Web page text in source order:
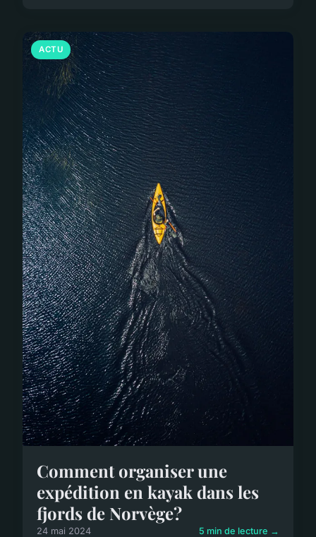
ACTU
Comment organiser une
expédition en kayak dans les
fjords de Norvège?
24 mai 2024 5 min de lecture →